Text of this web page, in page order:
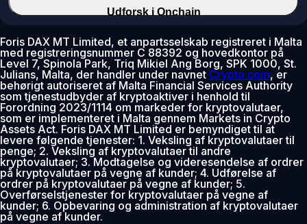
Udforsk i Onchain
Foris DAX MT Limited, et anpartsselskab registreret i Malta
med registreringsnummer C 88392 og hovedkontor på
Level 7, Spinola Park, Triq Mikiel Ang Borg, SPK 1000, St.
Julians, Malta, der handler under navnet Crypto.com, er
behørigt autoriseret af Malta Financial Services Authority
som tjenestudbyder af kryptoaktiver i henhold til
Forordning 2023/1114 om markeder for kryptovalutaer,
som er implementeret i Malta gennem Markets in Crypto
Assets Act. Foris DAX MT Limited er bemyndiget til at
levere følgende tjenester: 1. Veksling af kryptovalutaer til
penge; 2. Veksling af kryptovalutaer til andre
kryptovalutaer; 3. Modtagelse og videresendelse af ordrer
på kryptovalutaer på vegne af kunder; 4. Udførelse af
ordrer på kryptovalutaer på vegne af kunder; 5.
Overførselstjenester for kryptovalutaer på vegne af
kunder; 6. Opbevaring og administration af kryptovalutaer
på vegne af kunder.